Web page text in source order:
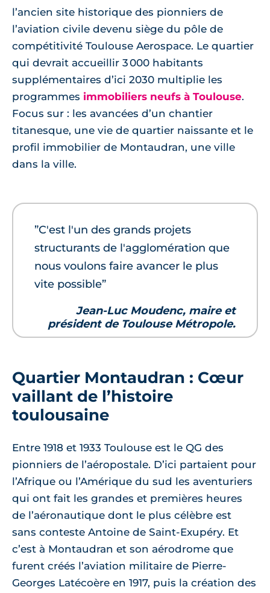
l’ancien site historique des pionniers de
l’aviation civile devenu siège du pôle de
compétitivité Toulouse Aerospace. Le quartier
qui devrait accueillir 3 000 habitants
supplémentaires d’ici 2030 multiplie les
programmes immobiliers neufs à Toulouse.
Focus sur : les avancées d’un chantier
titanesque, une vie de quartier naissante et le
profil immobilier de Montaudran, une ville
dans la ville.
”C'est l'un des grands projets
structurants de l'agglomération que
nous voulons faire avancer le plus
vite possible”
Jean-Luc Moudenc, maire et
président de Toulouse Métropole.
Quartier Montaudran : Cœur
vaillant de l’histoire
toulousaine
Entre 1918 et 1933 Toulouse est le QG des
pionniers de l’aéropostale. D’ici partaient pour
l’Afrique ou l’Amérique du sud les aventuriers
qui ont fait les grandes et premières heures
de l’aéronautique dont le plus célèbre est
sans conteste Antoine de Saint-Exupéry. Et
c’est à Montaudran et son aérodrome que
furent créés l’aviation militaire de Pierre-
Georges Latécoère en 1917, puis la création des